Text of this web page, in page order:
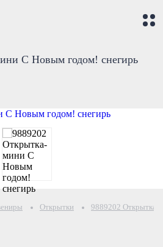
С Новым годом! снегирь
Открытки 9889202 Открытка-